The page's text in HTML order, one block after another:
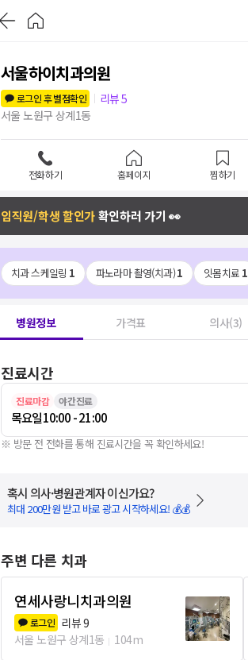
서울하이치과의원
로그인 후 별점확인
리뷰5
서울 노원구 상계1동
전화하기 홈페이지 찜하기
임직원/학생 할인가확인하러 가기 👀
치과 스케일링 1 파노라마 촬영(치과)1 잇몸치료 1
병원정보 가격표 의사(3)
진료시간
진료마감 야간진료
목요일10:00 - 21:00
※ 방문 전 전화를 통해 진료시간을 꼭 확인하세요!
혹시 의사·병원관계자 이신가요?
최대 200만원 받고 바로 광고 시작하세요! 💰💰
주변 다른 치과
연세사랑니치과의원
로그인 리뷰9
서울 노원구 상계1동
104m